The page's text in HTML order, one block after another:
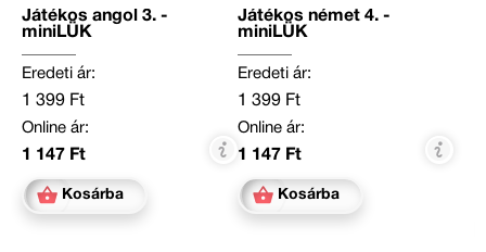
Játékos angol 3. -
miniLÜK
Eredeti ár:
1 399 Ft
Online ár:
1 147 Ft
Kosárba
Játékos német 4. -
miniLÜK
Eredeti ár:
1 399 Ft
Online ár:
1 147 Ft
Kosárba